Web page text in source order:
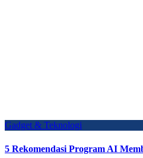
Gadget & Teknologi
5 Rekomendasi Program AI